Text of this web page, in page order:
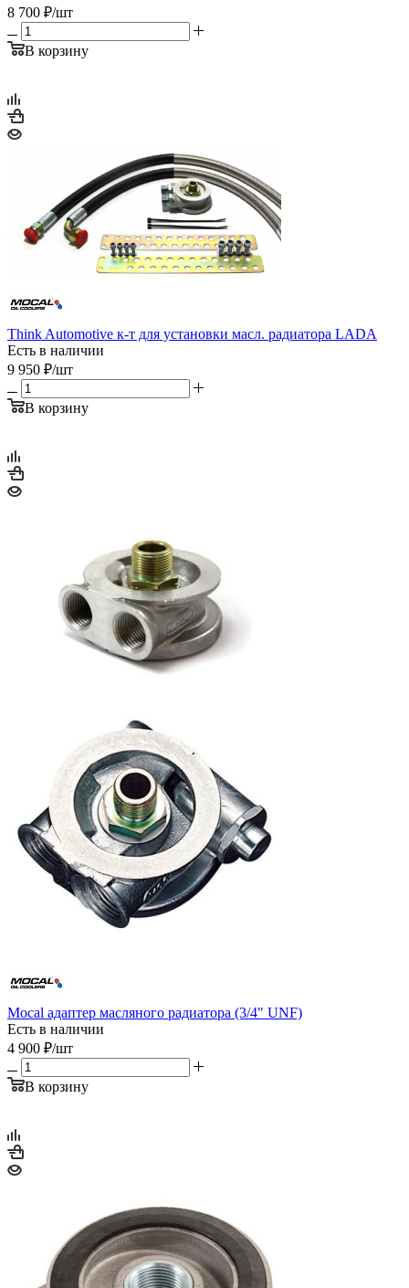
8 700 ₽/шт
В корзину
Think Automotive к-т для установки масл. радиатора LADA
Есть в наличии
9 950 ₽/шт
В корзину
Mocal адаптер масляного радиатора (3/4" UNF)
Есть в наличии
4 900 ₽/шт
В корзину